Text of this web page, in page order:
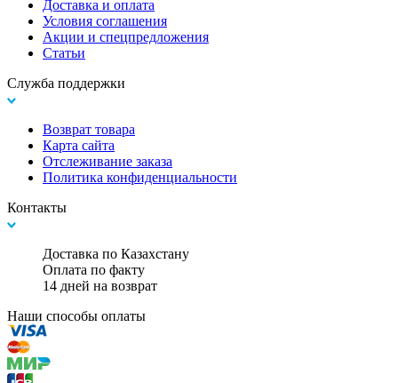
Доставка и оплата
Условия соглашения
Акции и спецпредложения
Статьи
Служба поддержки
Возврат товара
Карта сайта
Отслеживание заказа
Политика конфиденциальности
Контакты
Доставка по Казахстану
Оплата по факту
14 дней на возврат
Наши способы оплаты